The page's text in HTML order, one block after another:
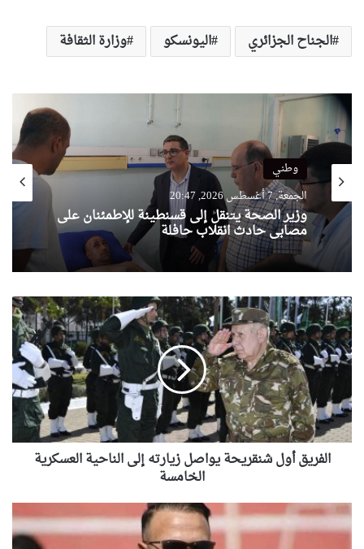
الجناح الجزائري اليونسكو وزارة الثقافة
وطني
الجمعة, 7 أغسطس 2026, 20:47
وزير الصحة يتنقل إلى قسنطينة للإطمئنان على
مصابي حادث انقلاب حافلة
الفريق
أول
شنقريحة
يواصل
زيارته
الناحية
العسكرية
الخامسة
الفريق أول شنقريحة يواصل زيارته إلى الناحية العسكرية
الخامسة
فريد
ملولي